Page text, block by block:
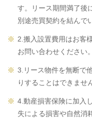
す。リース期間満了後
別途売買契約を結んで
2.搬入設置費用はお客
お問い合わせください。
3.リース物件を無断で
りすることはできませ
4.動産損害保険に加入
失による損害や自然消